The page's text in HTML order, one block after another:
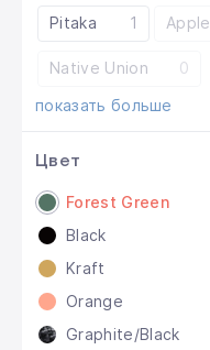
Pitaka 1 Apple
Native Union
0
показать больше
Цвет
Forest Green
Black
Kraft
Orange
Graphite/Black